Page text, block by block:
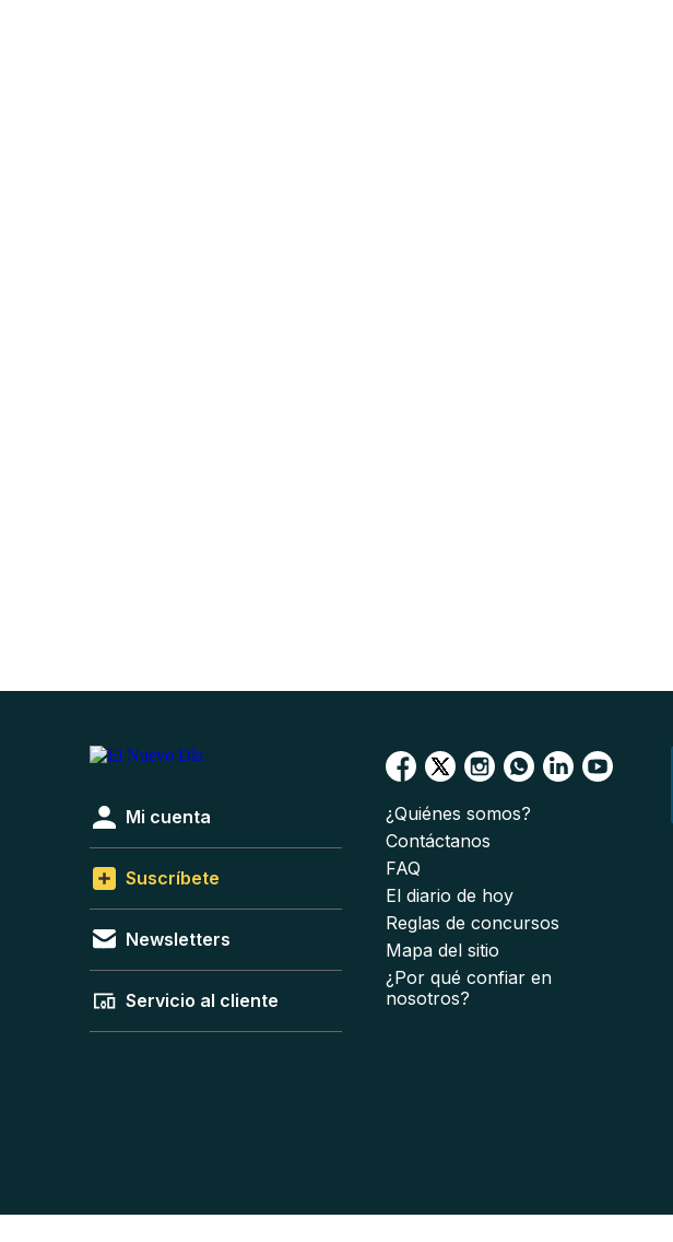
Mi cuenta
Suscríbete
Newsletters
Servicio al cliente
¿Quiénes somos?
Contáctanos
FAQ
El diario de hoy
Reglas de concursos
Mapa del sitio
¿Por qué confiar en
nosotros?